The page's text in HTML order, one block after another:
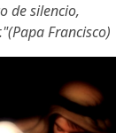
de silencio,
Papa Francisco)